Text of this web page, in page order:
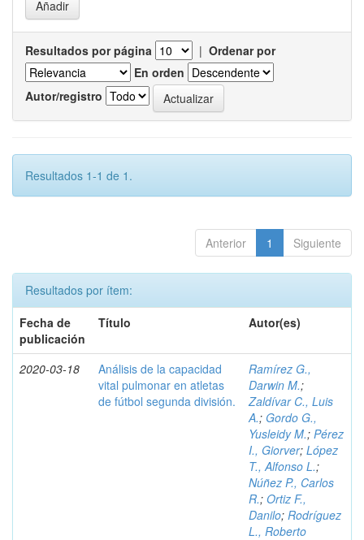
Resultados por página | Ordenar por
En orden
Autor/registro
Resultados 1-1 de 1.
Anterior 1 Siguiente
Resultados por ítem:
Fecha de
publicación
Título Autor(es)
2020-03-18
Análisis de la capacidad
vital pulmonar en atletas
de fútbol segunda división.
Ramírez G.,
Darwin M.;
Zaldívar C., Luis
A.; Gordo G.,
Yusleidy M.; Pérez
I., Giorver; López
T., Alfonso L.;
Núñez P., Carlos
R.; Ortiz F.,
Danilo; Rodríguez
L., Roberto